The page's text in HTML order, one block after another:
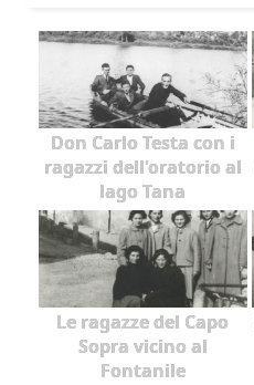
Don Carlo Testa con i
ragazzi dell'oratorio al
lago Tana
Le ragazze del Capo
Sopra vicino al
Fontanile